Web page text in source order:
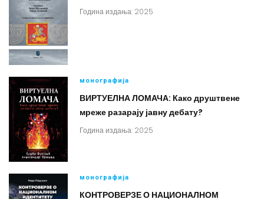
Година издања: 2025
монографија
ВИРТУЕЛНА ЛОМАЧА: Како друштвене
мреже разарају јавну дебату?
Година издања: 2025
монографија
КОНТРОВЕРЗЕ О НАЦИОНАЛНОМ